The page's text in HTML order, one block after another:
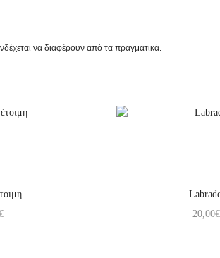
να διαφέρουν από τα πραγματικά.
20,00€